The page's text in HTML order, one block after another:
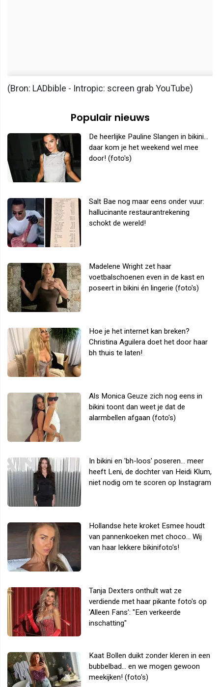
(Bron: LADbible - Intropic: screen grab YouTube)
Populair nieuws
De heerlijke Pauline Slangen in bikini...
daar kom je het weekend wel mee
door! (foto's)
Salt Bae nog maar eens onder vuur:
hallucinante restaurantrekening
schokt de wereld!
Madelene Wright zet haar
voetbalschoenen even in de kast en
poseert in bikini én lingerie (foto's)
Hoe je het internet kan breken?
Christina Aguilera doet het door haar
bh thuis te laten!
Als Monica Geuze zich nog eens in
bikini toont dan weet je dat de
alarmbellen afgaan (foto's)
In bikini en 'bh-loos' poseren... meer
heeft Leni, de dochter van Heidi Klum,
niet nodig om te scoren op Instagram
Hollandse hete kroket Esmee houdt
van pannenkoeken met choco... Wij
van haar lekkere bikinifoto's!
Tanja Dexters onthult wat ze
verdiende met haar pikante foto's op
'Alleen Fans': "Een verkeerde
inschatting"
Kaat Bollen duikt zonder kleren in een
bubbelbad... en we mogen gewoon
meekijken! (foto's)